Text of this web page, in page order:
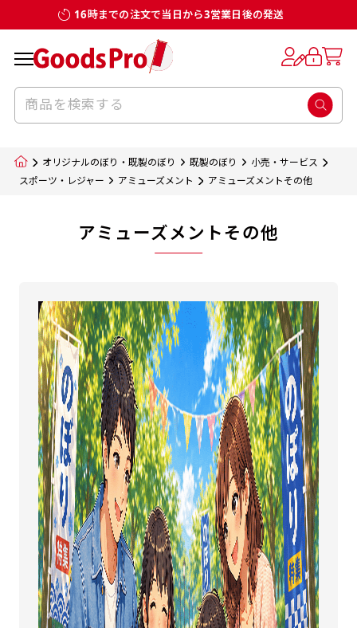
16時までの注文で当日から3営業日後の発送
オリジナルのぼり・既製のぼり 既製のぼり
小売・サービス
スポーツ・レジャー
アミューズメント アミューズメントその他
アミューズメントその他